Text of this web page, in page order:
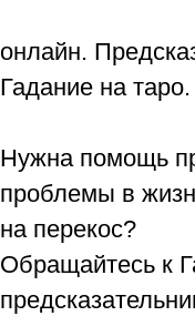
онлайн.
Гадание на таро.
Нужна помощь
проблемы в
на перекос?
Обращайтесь к